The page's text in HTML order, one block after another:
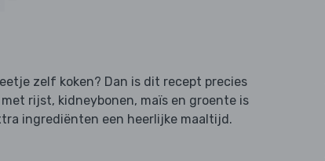
zelf koken? Dan is dit recept precies
rijst, kidneybonen, maïs en groente is
ingrediënten een heerlijke maaltijd.